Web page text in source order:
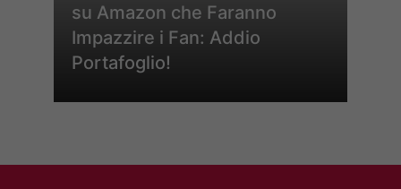
su Amazon che Faranno
Impazzire i Fan: Addio
Portafoglio!